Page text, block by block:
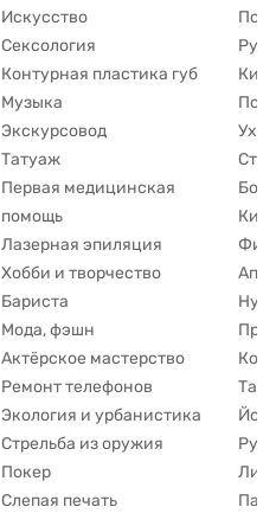
Искусство
Сексология
Контурная пластика губ
Музыка
Экскурсовод
Татуаж
Первая медицинская
помощь
Лазерная эпиляция
Хобби и творчество
Бариста
Мода, фэшн
Актёрское мастерство
Ремонт телефонов
Экология и урбанистика
Стрельба из оружия
Покер
Слепая печать
Тату
Йога